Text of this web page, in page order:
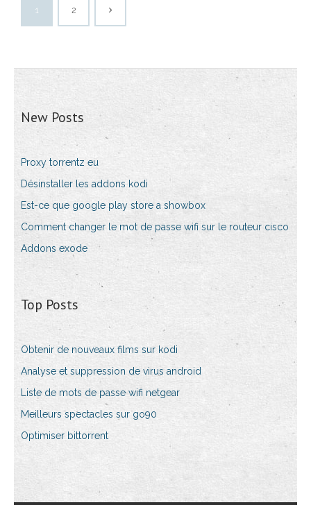
1 2
New Posts
Proxy torrentz eu
Désinstaller les addons kodi
Est-ce que google play store a showbox
Comment changer le mot de passe wifi sur le routeur cisco
Addons exode
Top Posts
Obtenir de nouveaux films sur kodi
Analyse et suppression de virus android
Liste de mots de passe wifi netgear
Meilleurs spectacles sur go90
Optimiser bittorrent